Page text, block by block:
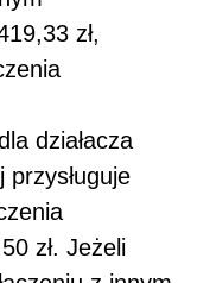
zł,
działacza
zł. Jeżeli